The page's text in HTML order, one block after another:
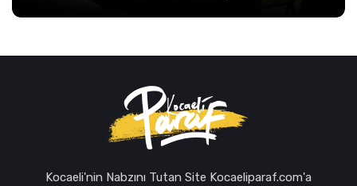
Kocaeli'nin Nabzını Tutan Site Kocaeliparaf.com'a